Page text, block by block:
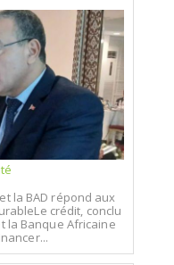
la BAD répond aux
crédit, conclu
la Banque Africaine